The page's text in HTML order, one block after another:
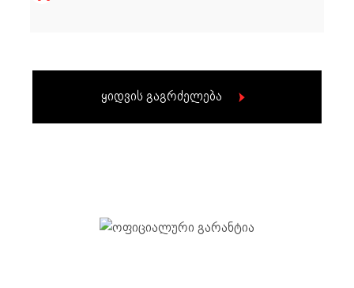
ყიდვის გაგრძელება